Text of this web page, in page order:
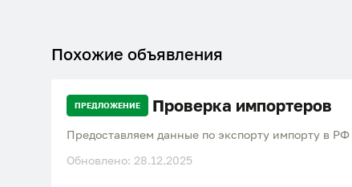
Похожие объявления
ПРЕДЛОЖЕНИЕ Проверка импортеров
Предоставляем данные по экспорту импорту в
Обновлено: 28.12.2025